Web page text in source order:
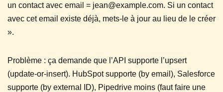
un contact avec email = jean@example.com. Si un contact
avec cet email existe déjà, mets-le à jour au lieu de le créer
».
Problème : ça demande que l’API supporte l’upsert
(update-or-insert). HubSpot supporte (by email), Salesforce
supporte (by external ID), Pipedrive moins (faut faire une